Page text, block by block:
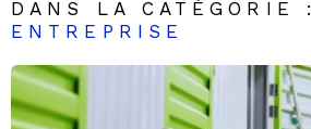
DANS LA CATÉGORIE :
ENTREPRISE